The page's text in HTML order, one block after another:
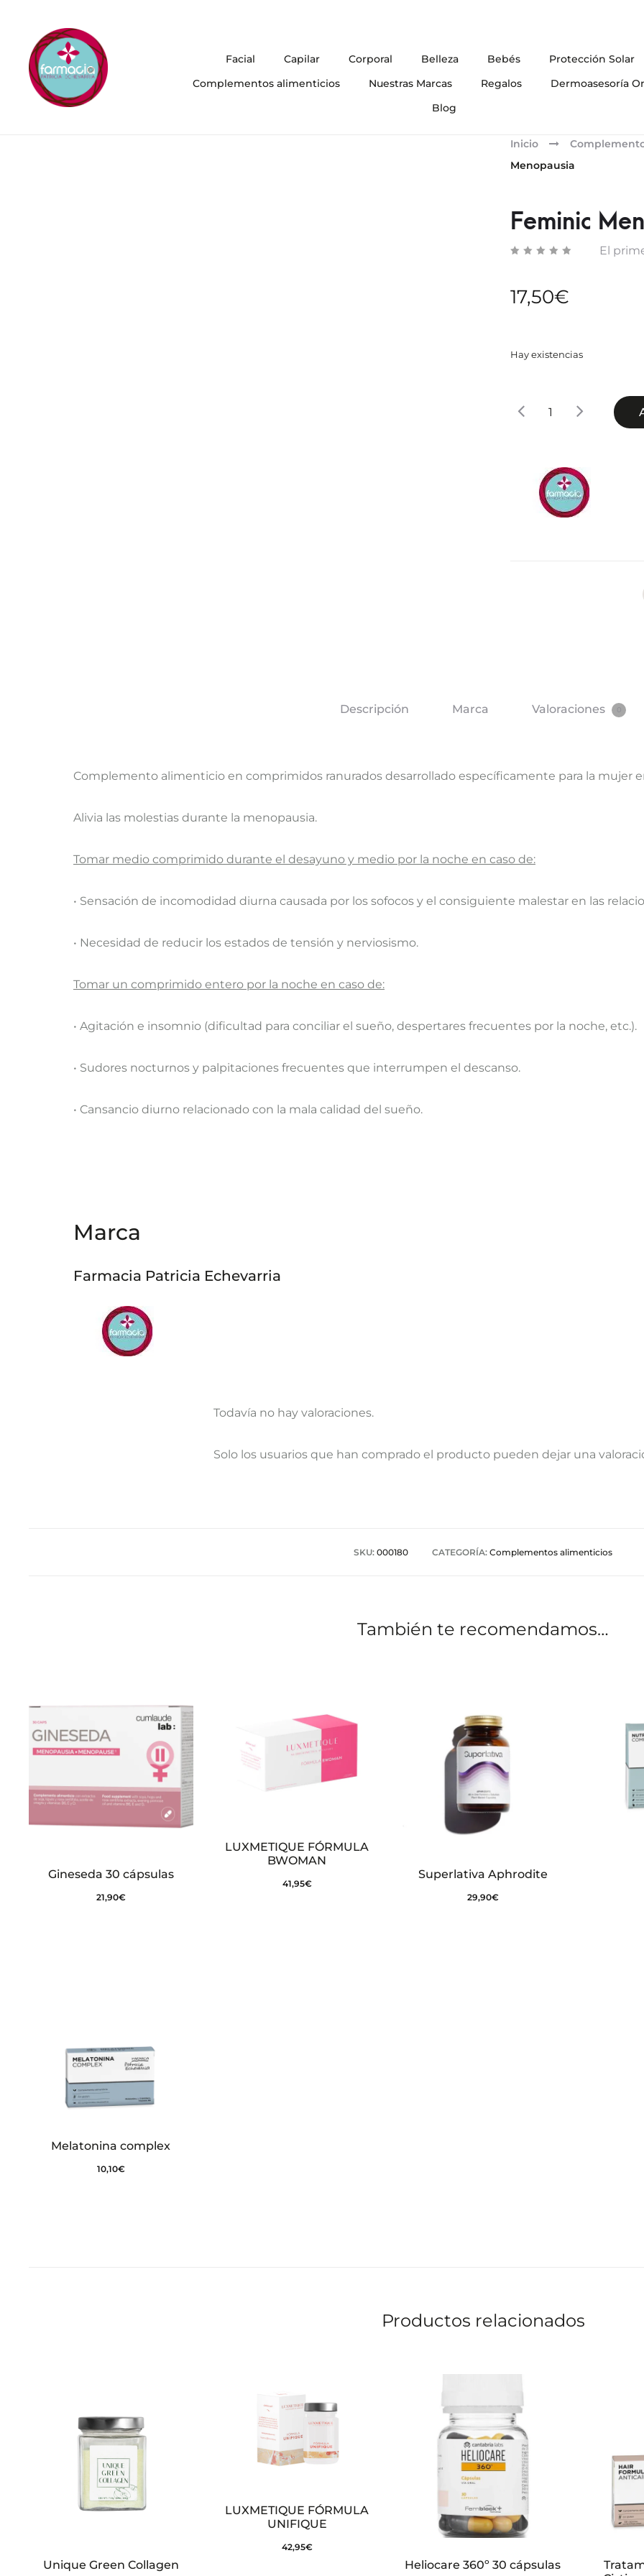
Facial Capilar Corporal Belleza Bebés
Protección Solar
Complementos alimenticios
Nuestras Marcas Regalos
Dermoasesoría
Blog
Inicio
Menopausia
Feminic
El
17,50€
Hay existencias
Feminic
Descripción Marca Valoraciones
Complemento alimenticio en comprimidos ranurados desarrollado específicamente para la mujer
​Alivia las molestias durante la menopausia.
Tomar medio comprimido durante el desayuno y medio por la noche en caso de:
• Sensación de incomodidad diurna causada por los sofocos y el consiguiente malestar en las
• Necesidad de reducir los estados de tensión y nerviosismo.
Tomar un comprimido entero por la noche en caso de:
• Agitación e insomnio (dificultad para conciliar el sueño, despertares frecuentes por la noche, etc.).
• Sudores nocturnos y palpitaciones frecuentes que interrumpen el descanso.
• Cansancio diurno relacionado con la mala calidad del sueño.
Marca
Farmacia Patricia Echevarria
V
Todavía no hay valoraciones.
Solo los usuarios que han comprado el producto pueden dejar una
SKU: 000180 CATEGORÍA: Complementos alimenticios
También te recomendamos…
Gineseda 30 cápsulas
21,90€
LUXMETIQUE FÓRMULA
BWOMAN
41,95€
Superlativa Aphrodite
29,90€
Melatonina complex
10,10€
Productos relacionados
Unique Green Collagen
LUXMETIQUE FÓRMULA
UNIFIQUE
42,95€
Heliocare 360º 30 cápsulas